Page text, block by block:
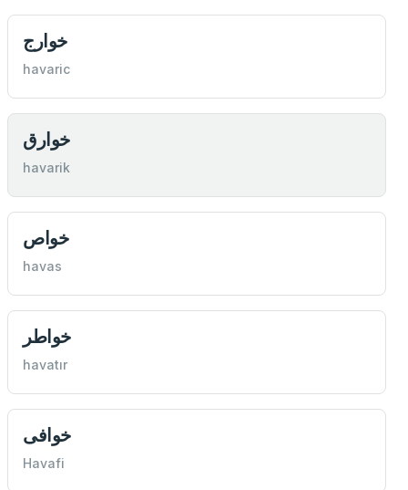
خوارج
havaric
خوارق
havarik
خواص
havas
خواطر
havatır
خوافی
Havafi